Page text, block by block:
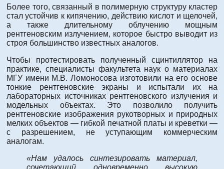
Более того, связанный в полимерную структуру кластер
стал устойчив к кипячению, действию кислот и щелочей,
а также длительному облучению мощным
рентгеновским излучением, которое быстро выводит из
строя большинство известных аналогов.
Чтобы протестировать полученный сцинтиллятор на
практике, специалисты факультета наук о материалах
МГУ имени М.В. Ломоносова изготовили на его основе
тонкие рентгеновские экраны и испытали их на
лабораторных источниках рентгеновского излучения и
модельных объектах. Это позволило получить
рентгеновские изображения рукотворных и природных
мелких объектов — гибкой печатной платы и креветки —
с разрешением, не уступающим коммерческим
аналогам.
«Нам удалось синтезировать материал,